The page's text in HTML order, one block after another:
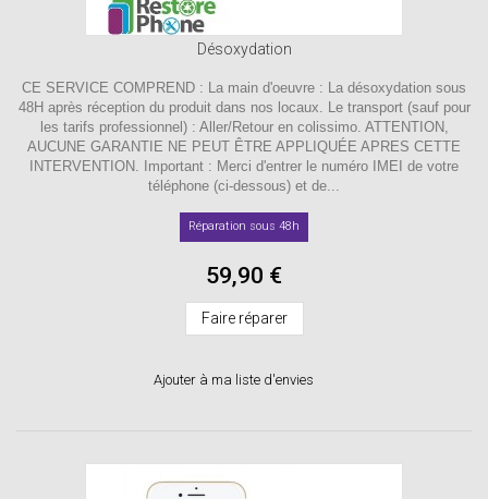
Désoxydation
CE SERVICE COMPREND : La main d'oeuvre : La désoxydation sous
48H après réception du produit dans nos locaux. Le transport (sauf pour
les tarifs professionnel) : Aller/Retour en colissimo. ATTENTION,
AUCUNE GARANTIE NE PEUT ÊTRE APPLIQUÉE APRES CETTE
INTERVENTION. Important : Merci d'entrer le numéro IMEI de votre
téléphone (ci-dessous) et de...
Réparation sous 48h
59,90 €
Faire réparer
Ajouter à ma liste d'envies